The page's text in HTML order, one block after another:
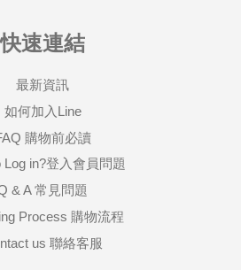
快速連結
最新資訊
如何加入Line
購物前必讀
Log in?登入會員問題
& A 常見問題
Process 購物流程
us 聯絡客服